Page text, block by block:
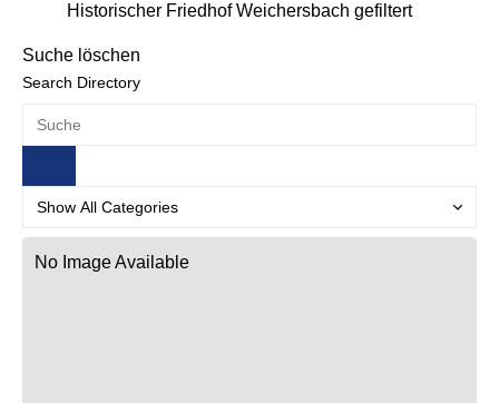
Historischer Friedhof Weichersbach gefiltert
Suche löschen
Search Directory
No Image Available